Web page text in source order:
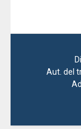
Aut. del